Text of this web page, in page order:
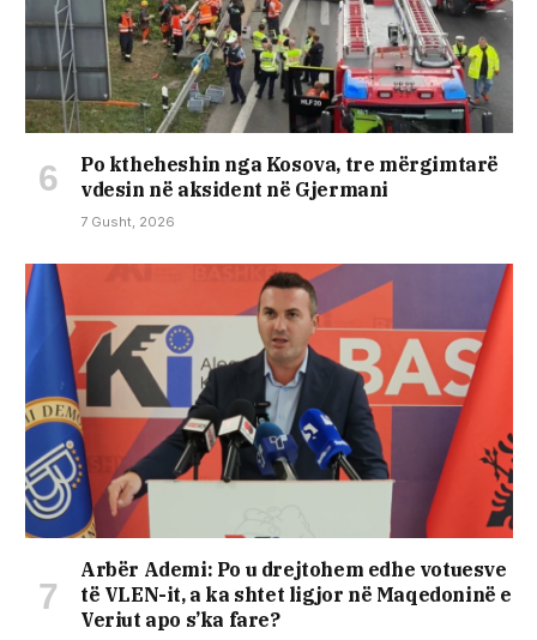
Po ktheheshin nga Kosova, tre mërgimtarë
vdesin në aksident në Gjermani
7 Gusht, 2026
Arbër Ademi: Po u drejtohem edhe votuesve
të VLEN-it, a ka shtet ligjor në Maqedoninë e
Veriut apo s’ka fare?